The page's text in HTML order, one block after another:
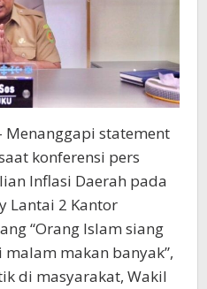
Menanggapi statement
konferensi pers
Inflasi Daerah pada
Lantai 2 Kantor
“Orang Islam siang
makan banyak”,
di masyarakat, Wakil